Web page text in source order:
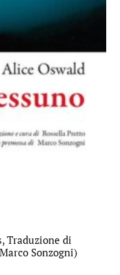
Traduzione di
Sonzogni)